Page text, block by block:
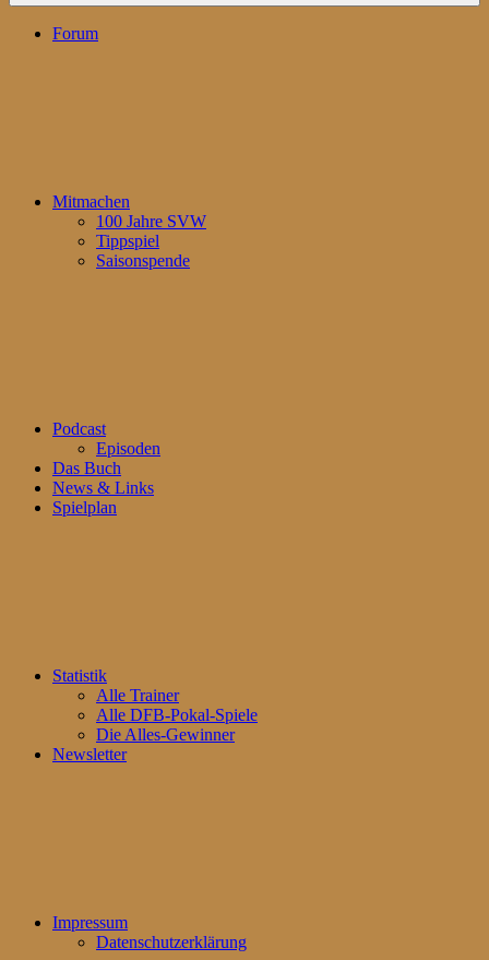
Forum
Mitmachen
100 Jahre SVW
Tippspiel
Saisonspende
Podcast
Episoden
Das Buch
News & Links
Spielplan
Statistik
Alle Trainer
Alle DFB-Pokal-Spiele
Die Alles-Gewinner
Newsletter
Impressum
Datenschutzerklärung